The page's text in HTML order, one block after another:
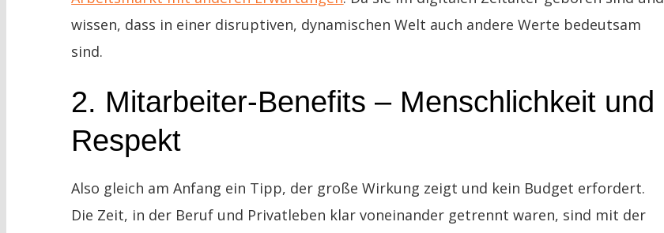
wissen, dass in einer disruptiven, dynamischen Welt auch andere Werte bedeutsam
sind.
2. Mitarbeiter-Benefits – Menschlichkeit und
Respekt
Also gleich am Anfang ein Tipp, der große Wirkung zeigt und kein Budget erfordert.
Die Zeit, in der Beruf und Privatleben klar voneinander getrennt waren, sind mit der